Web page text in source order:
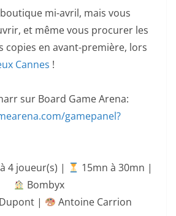
mi-avril, mais vous
et même vous procurer les
copies en avant-première, lors
Cannes !
sur Board Game Arena:
gamepanel?
à 4 joueur(s) | 15mn à 30mn |
Bombyx
|
Antoine Carrion